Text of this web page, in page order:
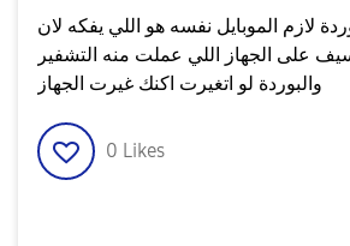
لازم الموبايل نفسه هو اللي يفكه لان
على الجهاز اللي عملت منه التشفير
والبوردة لو اتغيرت اكنك غيرت الجهاز
0 Likes